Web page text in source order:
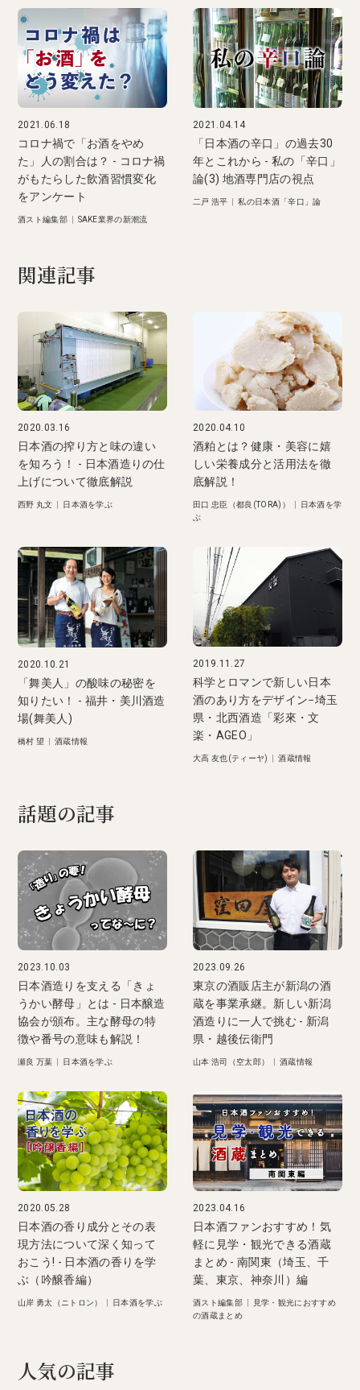
2021.06.18
コロナ禍で「お酒をやめ
た」人の割合は？ - コロナ禍
がもたらした飲酒習慣変化
をアンケート
酒スト編集部| SAKE業界の新潮流
2021.04.14
「日本酒の辛口」の過去30
年とこれから - 私の「辛口」
論(3) 地酒専門店の視点
二戸 浩平 |私の日本酒「辛口」論
関連記事
2020.03.16
日本酒の搾り方と味の違い
を知ろう！ - 日本酒造りの仕
上げについて徹底解説
西野 丸文 日本酒を学ぶ
2020.04.10
酒粕とは？健康・美容に嬉
しい栄養成分と活用法を徹
底解説！
田口 忠臣（都良(TORA)）
日本酒を学
ぶ
2020.10.21
「舞美人」の酸味の秘密を
知りたい！ - 福井・美川酒造
場(舞美人)
橋村 望 酒蔵情報
2019.11.27
科学とロマンで新しい日本
酒のあり方をデザイン−埼玉
県・北西酒造「彩來・文
楽・AGEO」
大高 友也(ティーヤ) |酒蔵情報
話題の記事
2023.10.03
日本酒造りを支える「きょ
うかい酵母」とは - 日本醸造
協会が頒布。主な酵母の特
徴や番号の意味も解説！
瀬良 万葉 日本酒を学ぶ
2023.09.26
東京の酒販店主が新潟の酒
蔵を事業承継。新しい新潟
酒造りに一人で挑む - 新潟
県・越後伝衛門
山本 浩司（空太郎） 酒蔵情報
2020.05.28
日本酒の香り成分とその表
現方法について深く知って
おこう! - 日本酒の香りを学
ぶ（吟醸香編）
山岸 勇太（ニトロン） 日本酒を学ぶ
2023.04.16
日本酒ファンおすすめ！気
軽に見学・観光できる酒蔵
まとめ - 南関東（埼玉、千
葉、東京、神奈川）編
酒スト編集部
見学・観光におすすめ
の酒蔵まとめ
人気の記事